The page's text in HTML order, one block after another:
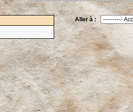
Aller à :